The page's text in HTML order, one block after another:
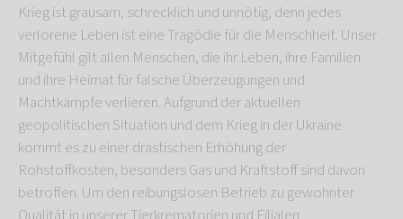
Krieg ist grausam, schrecklich und unnötig, denn jedes
verlorene Leben ist eine Tragödie für die Menschheit. Unser
Mitgefühl gilt allen Menschen, die ihr Leben, ihre Familien
und ihre Heimat für falsche Überzeugungen und
Machtkämpfe verlieren. Aufgrund der aktuellen
geopolitischen Situation und dem Krieg in der Ukraine
kommt es zu einer drastischen Erhöhung der
Rohstoffkosten, besonders Gas und Kraftstoff sind davon
betroffen. Um den reibungslosen Betrieb zu gewohnter